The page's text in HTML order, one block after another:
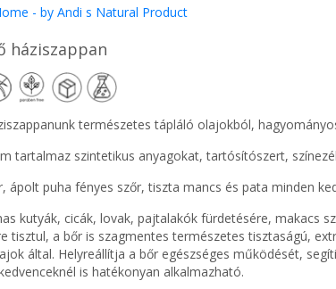
- by Andi s Natural Product
háziszappan
természetes tápláló olajokból,
tartalmaz szintetikus anyagokat, tartósítószert,
ápolt puha fényes szőr, tiszta mancs és pata minden
kutyák, cicák, lovak, pajtalakók fürdetésére, makacs
tisztul, a bőr is szagmentes természetes tisztaságú,
által. Helyreállítja a bőr egészséges működését,
is hatékonyan alkalmazható.